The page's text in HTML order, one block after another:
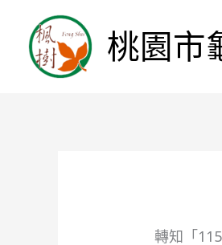
桃園市
轉知「